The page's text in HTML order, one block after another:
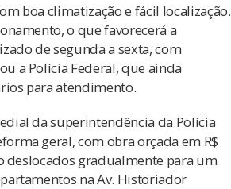
boa climatização e fácil localização.
o que favorecerá a
de segunda a sexta, com
a Polícia Federal, que ainda
para atendimento.
da superintendência da Polícia
geral, com obra orçada em R$
deslocados gradualmente para um
na Av. Historiador